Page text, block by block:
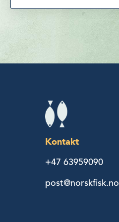
Kontakt
+47 63959090
post@norskfisk.no